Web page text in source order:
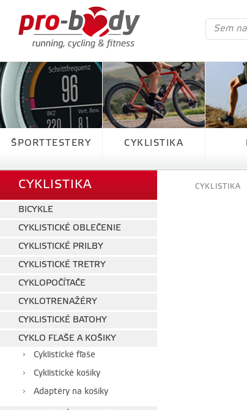
ŠPORTTESTERY CYKLISTIKA
CYKLISTIKA
BICYKLE
CYKLISTICKÉ OBLEČENIE
CYKLISTICKÉ PRILBY
CYKLISTICKÉ TRETRY
CYKLOPOČÍTAČE
CYKLOTRENAŽÉRY
CYKLISTICKÉ BATOHY
CYKLO FĽAŠE A KOŠIKY
Cyklistické fľaše
Cyklistické košíky
Adaptéry na košíky
CYKLISTIKA